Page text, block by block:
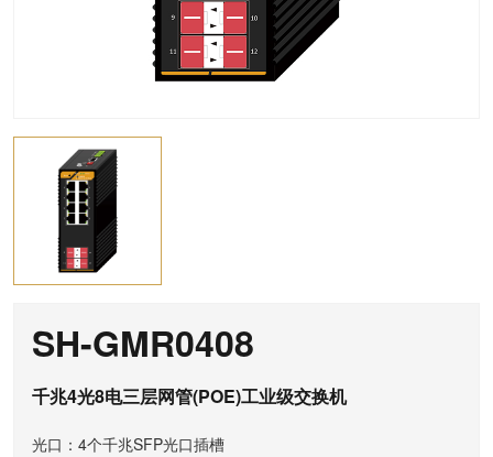
SH-GMR0408
千兆4光8电三层网管(POE)工业级交换机
光口：4个千兆SFP光口插槽